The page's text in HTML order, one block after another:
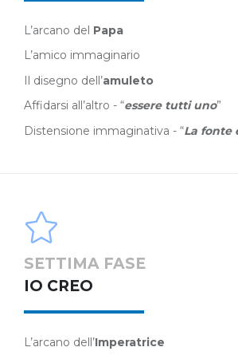
L’arcano del Papa
L’amico immaginario
Il disegno dell’amuleto
Affidarsi all’altro - “essere tutti uno”
Distensione immaginativa - “La fonte
SETTIMA FASE
IO CREO
L’arcano dell’Imperatrice